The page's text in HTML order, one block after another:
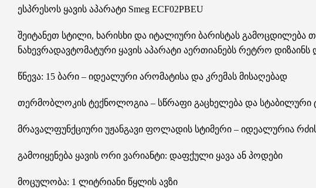
ესპრესოს ყავის აპარატი Smeg ECF02PBEU
შეიტანეთ სტილი, ხარისხი და იტალიური ბარისტას გამოცდილება
ნახევრადავტომატური ყავის აპარატი აერთიანებს რეტრო
წნევა: 15 ბარი – იდეალური არომატისა და კრემას მისაღებად
თერმობლოკის ტექნოლოგია – სწრაფი გაცხელება და სტაბილური
მრავალფუნქციური უჟანგავი ფოლადის სტიმერი – იდეალურია
გამოიყენება ყავის ორი ვარიანტი: დაფქული ყავა ან პოდები
მოცულობა: 1 ლიტრიანი წყლის ავზი